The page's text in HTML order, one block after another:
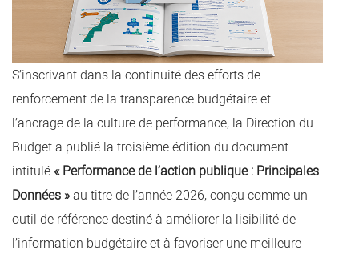
S’inscrivant dans la continuité des efforts de
renforcement de la transparence budgétaire et
l’ancrage de la culture de performance, la Direction du
Budget a publié la troisième édition du document
intitulé « Performance de l’action publique : Principales
Données »au titre de l’année 2026, conçu comme un
outil de référence destiné à améliorer la lisibilité de
l’information budgétaire et à favoriser une meilleure